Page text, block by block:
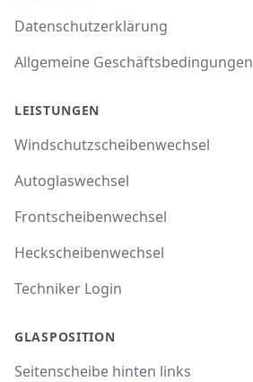
Datenschutzerklärung
Allgemeine Geschäftsbedingungen
LEISTUNGEN
Windschutzscheibenwechsel
Autoglaswechsel
Frontscheibenwechsel
Heckscheibenwechsel
Techniker Login
GLASPOSITION
Seitenscheibe hinten links